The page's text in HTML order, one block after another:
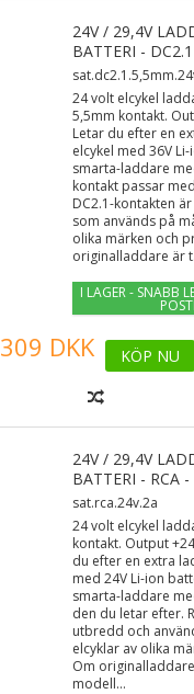
24V / 29,4V
BATTERI -
24 volt elcykel
5,5mm kontakt.
Letar du efter en
elcykel med 36V
smarta-laddare
kontakt passar
DC2.1-kontakten
som används på
olika märken och
originalladdare är
I LAGER - SNABB
309 DKK KÖP NU
24V / 29,4V
BATTERI - RCA -
sat.rca.24v.2a
24 volt elcykel
kontakt. Output
du efter en extra
med 24V Li-ion
smarta-laddare
den du letar efter.
utbredd och
elcyklar av olika
Om
modell...